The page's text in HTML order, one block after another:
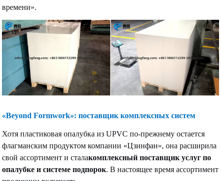
времени».
«Beyond Formwork»: поставщик комплексных систем
Хотя пластиковая опалубка из UPVC по-прежнему остается
флагманским продуктом компании «Цзинфан», она расширила
свой ассортимент и сталакомплексный поставщик услуг по
опалубке и системе подпорок. В настоящее время ассортимент